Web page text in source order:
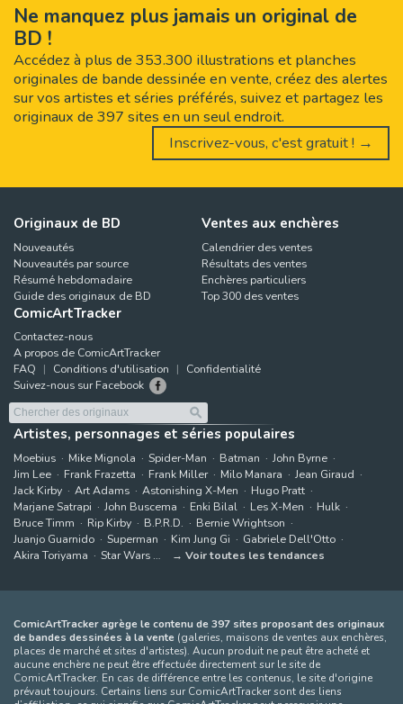
Ne manquez plus jamais un original de
BD !
Accédez à plus de 353.300 illustrations et planches
originales de bande dessinée en vente, créez des alertes
sur vos artistes et séries préférés, suivez et partagez les
originaux de 397 sites en un seul endroit.
Inscrivez-vous, c'est gratuit ! →
Originaux de BD
Nouveautés
Nouveautés par source
Résumé hebdomadaire
Guide des originaux de BD
Ventes aux enchères
Calendrier des ventes
Résultats des ventes
Enchères particuliers
Top 300 des ventes
ComicArtTracker
Contactez-nous
A propos de ComicArtTracker
FAQ
Conditions d'utilisation
Confidentialité
Suivez-nous sur Facebook
Artistes, personnages et séries populaires
Moebius Mike Mignola Spider-Man Batman
John Byrne
Jim Lee
Frank Frazetta Frank Miller Milo Manara
Jean Giraud
Jack Kirby
Art Adams Astonishing X-Men
Hugo Pratt
Marjane Satrapi
John Buscema Enki Bilal Les X-Men
Hulk
Bruce Timm
Rip Kirby B.P.R.D.
Bernie Wrightson
Juanjo Guarnido
Superman Kim Jung Gi
Gabriele Dell'Otto
Akira Toriyama
Star Wars Voir toutes les tendances
ComicArtTracker agrège le contenu de 397 sites proposant des originaux
de bandes dessinées à la vente (galeries, maisons de ventes aux enchères,
places de marché et sites d'artistes). Aucun produit ne peut être acheté et
aucune enchère ne peut être effectuée directement sur le site de
ComicArtTracker. En cas de différence entre les contenus, le site d'origine
prévaut toujours. Certains liens sur ComicArtTracker sont des liens